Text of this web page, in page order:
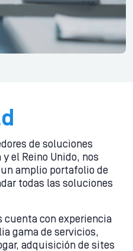
de soluciones
el Reino Unido, nos
amplio portafolio de
todas las soluciones
cuenta con experiencia
gama de servicios,
adquisición de sites